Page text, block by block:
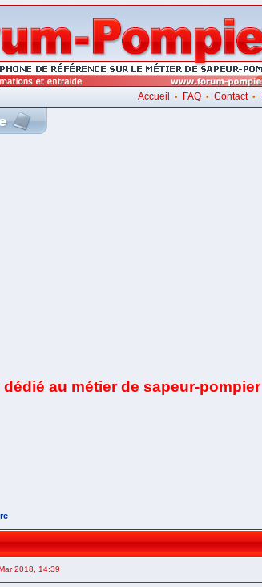
Accueil • FAQ• Contact•
au métier de sapeur-pompier
2018, 14:39